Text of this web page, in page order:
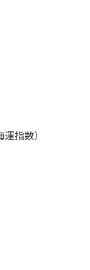
指数）